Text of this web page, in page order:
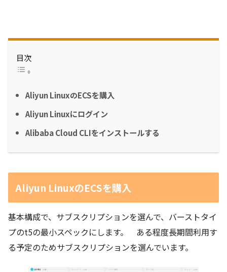
目次
Aliyun LinuxのECSを購入
Aliyun Linuxにログイン
Alibaba Cloud CLIをインストールする
Aliyun LinuxのECSを購入
基本構成で、サブスクリプションを選んで、バーストタイ
プのt5の最小スペックにします。 ある程度長期間利用す
る予定のためサブスクリプションを選んでいます。